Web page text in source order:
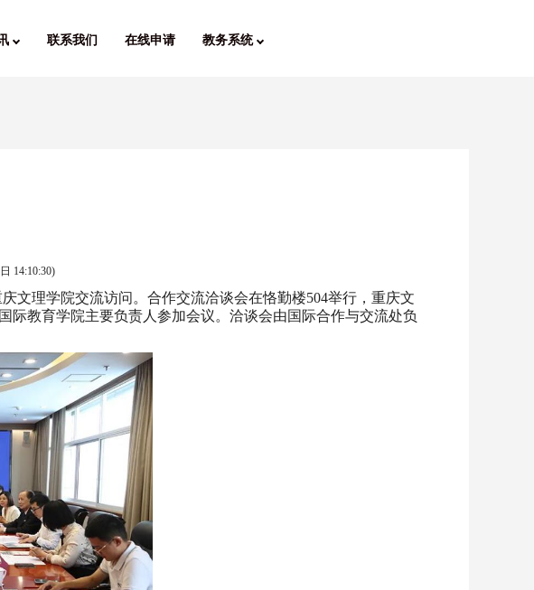
联系我们 在线申请 教务系统
14:10:30)
文理学院交流访问。合作交流洽谈会在恪勤楼504举行，重庆文
教育学院主要负责人参加会议。洽谈会由国际合作与交流处负